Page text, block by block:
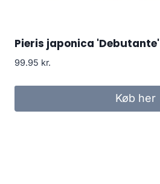
Pieris japonica 'Debutante'
99.95 kr.
Køb her